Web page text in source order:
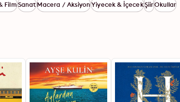
FilmSanatMacera / AksiyonYiyecek & İçecekŞiirOkullar